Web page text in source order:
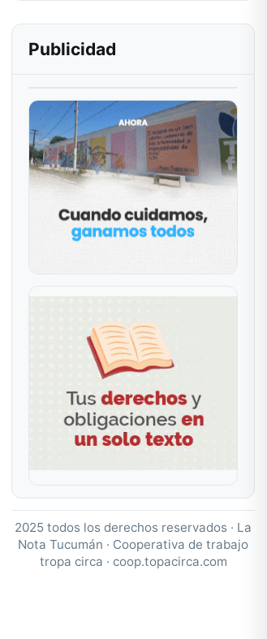
Publicidad
2025 todos los derechos reservados · La
Nota Tucumán · Cooperativa de trabajo
tropa circa · coop.topacirca.com